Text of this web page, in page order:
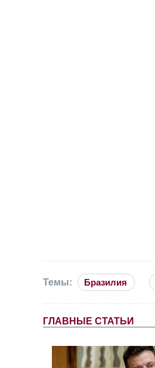
Темы: Бразилия
ГЛАВНЫЕ СТАТЬИ